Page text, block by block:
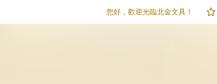
您好，歡迎光臨北金文具！ 